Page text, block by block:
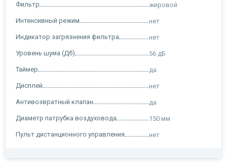
Фильтр жировой
Интенсивный режим нет
Индикатор загрязнения фильтра нет
Уровень шума (Дб) 56 дБ
Таймер да
Дисплей нет
Антивозвратный клапан да
Диаметр патрубка воздуховода 150 мм
Пульт дистанционного управления нет